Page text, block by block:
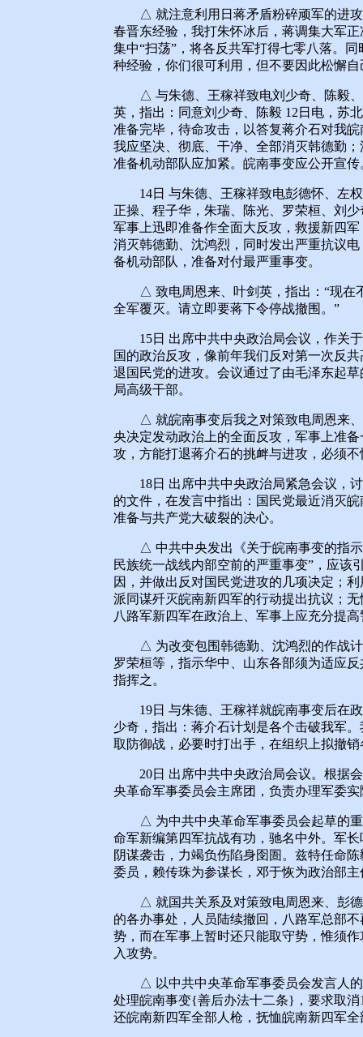
△ 就注意利用日蒋矛盾粉碎顽军的进攻
春晋东经验，我打朱怀冰后，蒋调集大军
集中“扫荡”，将各反共军打得七零八落。
种经验，你们很可利用，但不要因此松懈自
△ 与朱德、王稼祥致电刘少奇、陈毅、
英，指出：同意刘少奇、陈毅 12日电，苏
准备完毕，待命攻击，以答复蒋介石对我
我应坚决、彻底、干净、全部消灭韩德勤
准备机动部队应加紧。皖南事变应公开宣传
14日 与朱德、王稼祥致电彭德怀、左权
正操、程子华，朱瑞、陈光、罗荣桓、刘
军事上迅即准备作全面大反攻，救援新四
消灭韩德勤、沈鸿烈，同时发出严重抗议
备机动部队，准备对付最严重事变。
△ 致电周恩来、叶剑英，指出：“现在
全军覆灭。请立即要蒋下令停战撤围。”
15日 出席中共中央政治局会议，作关于
国的政治反攻，像前年我们反对第一次反
退国民党的进攻。会议通过了由毛泽东起
局高级干部。
△ 就皖南事变后我之对策致电周恩来、
央决定发动政治上的全面反攻，军事上准
攻，方能打退蒋介石的挑衅与进攻，必须
18日 出席中共中央政治局紧急会议，讨
的文件，在发言中指出：国民党最近消灭
准备与共产党大破裂的决心。
△ 中共中央发出《关于皖南事变的指示
民族统一战线内部空前的严重事变”，应该
因，并做出反对国民党进攻的几项决定；
派同谋歼灭皖南新四军的行动提出抗议；
八路军新四军在政治上、军事上应充分提
△ 为改变包围韩德勤、沈鸿烈的作战计
罗荣桓等，指示华中、山东各部须为适应
指挥之。
19日 与朱德、王稼祥就皖南事变后在政
少奇，指出：蒋介石计划是各个击破我军
取防御战，必要时打出手，在组织上拟撤
20日 出席中共中央政治局会议。根据会
央革命军事委员会主席团，负责办理军委实
△ 为中共中央革命军事委员会起草的重
命军新编第四军抗战有功，驰名中外。军
阴谋袭击，力竭负伤陷身囹圄。兹特任命
委员，赖传珠为参谋长，邓于恢为政治部主
△ 就国共关系及对策致电周恩来、彭德
的各办事处，人员陆续撤回，八路军总部
势，而在军事上暂时还只能取守势，惟须
入攻势。
△ 以中共中央革命军事委员会发言人的
处理皖南事变{善后办法十二条}，要求取
还皖南新四军全部人枪，抚恤皖南新四军